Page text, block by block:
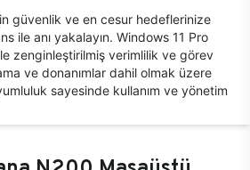
güvenlik ve en cesur hedeflerinize
ile anı yakalayın. Windows 11 Pro
zenginleştirilmiş verimlilik ve görev
ve donanımlar dahil olmak üzere
sayesinde kullanım ve yönetim